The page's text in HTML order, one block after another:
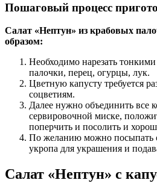
Пошаговый процесс
Салат «Нептун» из крабовых
образом:
Необходимо нарезать
палочки, перец, огурцы, лук.
Цветную капусту требуется
соцветиям.
Далее нужно объединить все
сервировочной миске,
поперчить и посолить и
По желанию можно посыпать
укропа для украшения и
Салат «Нептун» с